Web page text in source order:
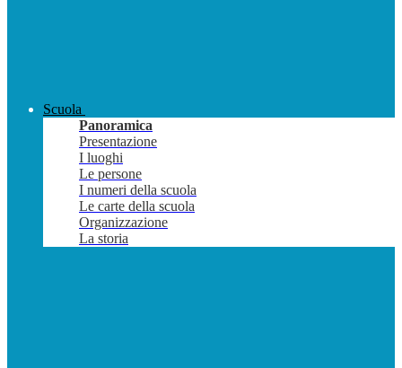
Scuola
Panoramica
Presentazione
I luoghi
Le persone
I numeri della scuola
Le carte della scuola
Organizzazione
La storia